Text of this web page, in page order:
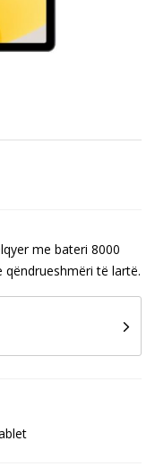
me bateri 8000
qëndrueshmëri të lartë.